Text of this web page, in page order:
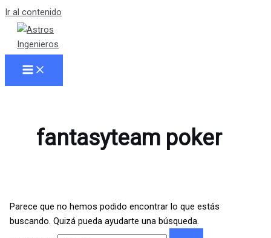
Ir al contenido
fantasyteam poker
Parece que no hemos podido encontrar lo que estás
buscando. Quizá pueda ayudarte una búsqueda.